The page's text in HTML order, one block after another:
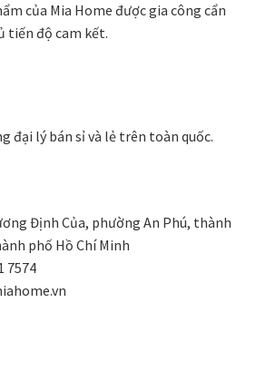
cho tranh ảnh, giấy mỹ thuật,
mài
của Mia Home được gia công cẩn
tiến độ cam kết.
đại lý bán sỉ và lẻ trên toàn quốc.
Định Của, phường An Phú, thành
phố Hồ Chí Minh
7574